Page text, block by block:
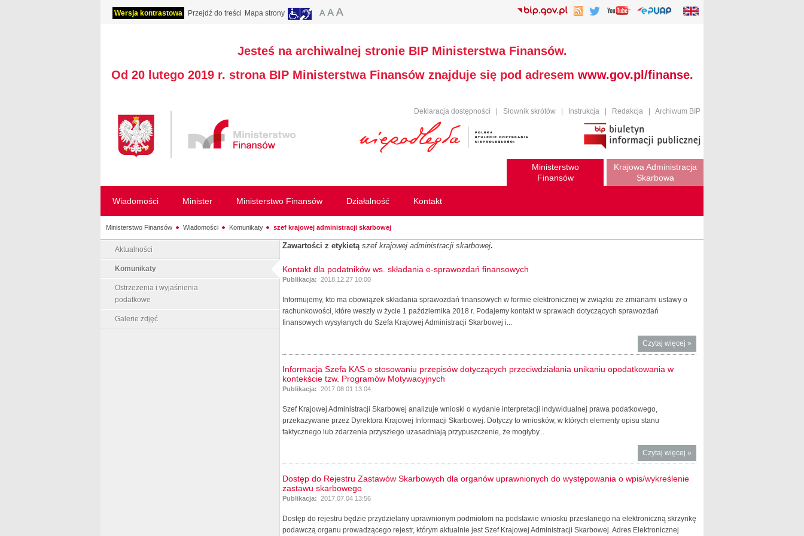
Wersja kontrastowa Przejdź do treści Mapa strony
Jesteś na archiwalnej stronie BIP Ministerstwa Finansów.
Od 20 lutego 2019 r. strona BIP Ministerstwa Finansów znajduje się pod adresem www.gov.pl/finanse.
Deklaracja dostępności Słownik skrótów Instrukcja Redakcja Archiwum BIP
Ministerstwo
Finansów
Krajowa Administracja
Skarbowa
Wiadomości Minister Ministerstwo Finansów Działalność Kontakt
Ministerstwo Finansów Wiadomości Komunikaty szef krajowej administracji skarbowej
Aktualności
Komunikaty
Ostrzeżenia i wyjaśnienia
podatkowe
Galerie zdjęć
Zawartości z etykietą szef krajowej administracji skarbowej.
Kontakt dla podatników ws. składania e-sprawozdań finansowych
Publikacja: 2018.12.27 10:00
Informujemy, kto ma obowiązek składania sprawozdań finansowych w formie elektronicznej w związku ze zmianami ustawy o
rachunkowości, które weszły w życie 1 października 2018 r. Podajemy kontakt w sprawach dotyczących sprawozdań
finansowych wysyłanych do Szefa Krajowej Administracji Skarbowej i...
Czytaj więcej o Kontakt
dla
»
Informacja Szefa KAS o stosowaniu przepisów dotyczących przeciwdziałania unikaniu opodatkowania w
kontekście tzw. Programów Motywacyjnych
Publikacja: 2017.08.01 13:04
Szef Krajowej Administracji Skarbowej analizuje wnioski o wydanie interpretacji indywidualnej prawa podatkowego,
przekazywane przez Dyrektora Krajowej Informacji Skarbowej. Dotyczy to wniosków, w których elementy opisu stanu
faktycznego lub zdarzenia przyszłego uzasadniają przypuszczenie, że mogłyby...
Czytaj więcej o Informacja
Szefa KAS o
unikaniu
»
Dostęp do Rejestru Zastawów Skarbowych dla organów uprawnionych do występowania o wpis/wykreślenie
zastawu skarbowego
Publikacja: 2017.07.04 13:56
Dostęp do rejestru będzie przydzielany uprawnionym podmiotom na podstawie wniosku przesłanego na elektroniczną skrzynkę
podawczą organu prowadzącego rejestr, którym aktualnie jest Szef Krajowej Administracji Skarbowej. Adres Elektronicznej